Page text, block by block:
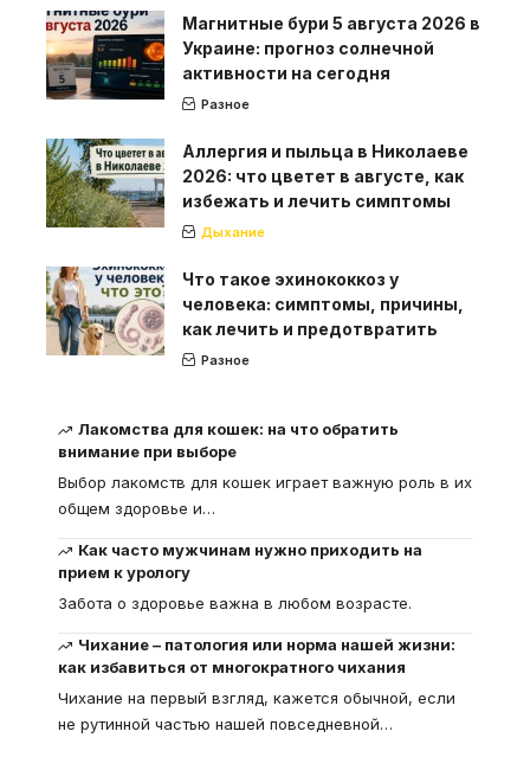
Магнитные бури 5 августа 2026 в
Украине: прогноз солнечной
активности на сегодня
Разное
Аллергия и пыльца в Николаеве
2026: что цветет в августе, как
избежать и лечить симптомы
Дыхание
Что такое эхинококкоз у
человека: симптомы, причины,
как лечить и предотвратить
Разное
Лакомства для кошек: на что обратить
внимание при выборе
Выбор лакомств для кошек играет важную роль в их
общем здоровье и…
Как часто мужчинам нужно приходить на
прием к урологу
Забота о здоровье важна в любом возрасте.
Чихание – патология или норма нашей жизни:
как избавиться от многократного чихания
Чихание на первый взгляд, кажется обычной, если
не рутинной частью нашей повседневной…